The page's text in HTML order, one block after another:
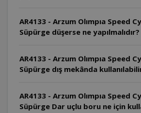
AR4133 - Arzum Olımpıa Speed
Süpürge düşerse ne yapılmalıdır?
AR4133 - Arzum Olımpıa Speed
Süpürge dış mekânda
AR4133 - Arzum Olımpıa Speed
Süpürge Dar uçlu boru ne için